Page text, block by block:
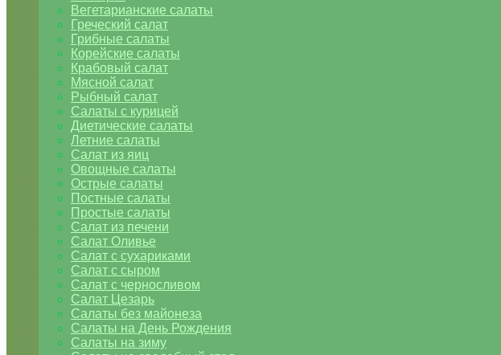
Вегетарианские салаты
Греческий салат
Грибные салаты
Корейские салаты
Крабовый салат
Мясной салат
Рыбный салат
Салаты с курицей
Диетические салаты
Летние салаты
Салат из яиц
Овощные салаты
Острые салаты
Постные салаты
Простые салаты
Салат из печени
Салат Оливье
Салат с сухариками
Салат с сыром
Салат с черносливом
Салат Цезарь
Салаты без майонеза
Салаты на День Рождения
Салаты на зиму